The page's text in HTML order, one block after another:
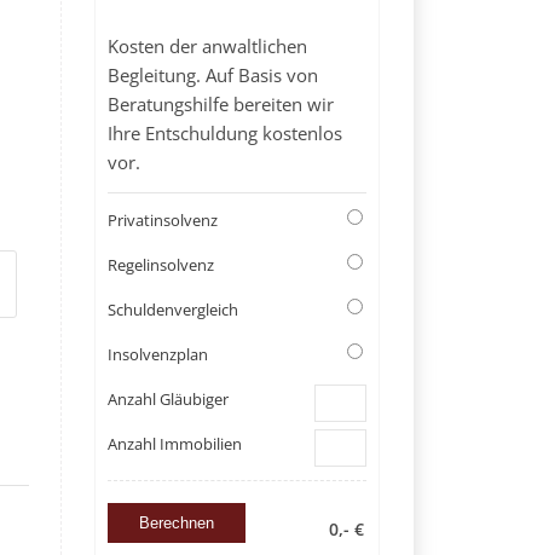
Kosten der anwaltlichen
Begleitung. Auf Basis von
Beratungshilfe bereiten wir
Ihre Entschuldung kostenlos
vor.
Privatinsolvenz
Regelinsolvenz
Schuldenvergleich
Insolvenzplan
Anzahl Gläubiger
Anzahl Immobilien
0,- €